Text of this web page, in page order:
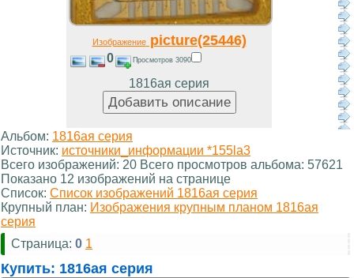
Изображениеpicture(25446)
0 Просмотров 3090
1816ая серия
Альбом: 1816ая серия
Источник: источники_информации *155la3
Всего изображений: 20 Всего просмотров альбома: 57621
Показано 12 изображений на странице
Список: Список изображений 1816ая серия
Крупный план: Изображения крупным планом 1816ая
серия
Страница: 0 1
Купить: 1816ая серия